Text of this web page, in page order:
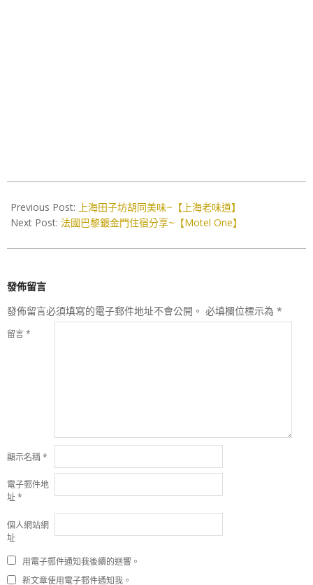
04-
29
Previous Post: 上海田子坊胡同美味~【上海老味道】
Next Post: 法國巴黎鍍金門住宿分享~【Motel One】
發佈留言
發佈留言必須填寫的電子郵件地址不會公開。 必填欄位標示為 *
留言*
顯示名稱*
電子郵件地
址*
個人網站網
址
用電子郵件通知我後續的迴響。
新文章使用電子郵件通知我。